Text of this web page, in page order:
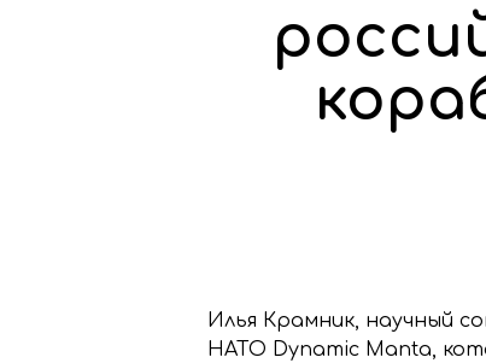
Илья Крамник, научный
НАТО Dynamic Manta,